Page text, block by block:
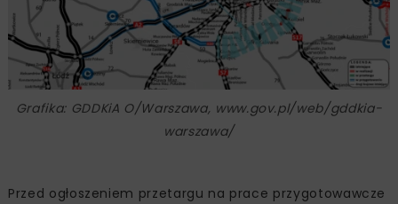
Grafika: GDDKiA O/Warszawa, www.gov.pl/web/gddkia-
warszawa/
Przed ogłoszeniem przetargu na prace przygotowawcze